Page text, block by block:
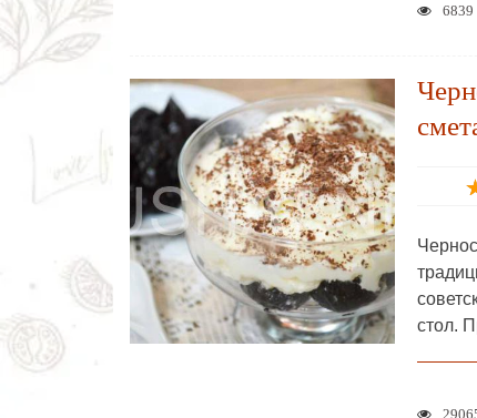
6839
стол.